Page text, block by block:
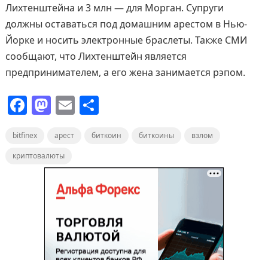
Лихтенштейна и 3 млн — для Морган. Супруги
должны оставаться под домашним арестом в Нью-
Йорке и носить электронные браслеты. Также СМИ
сообщают, что Лихтенштейн является
предпринимателем, а его жена занимается рэпом.
F
c
e
M
st
o
d
o
n
E
l
О
п
р
а
в
и
т
bitfinex арест биткоин биткоины
взлом
криптовалюты